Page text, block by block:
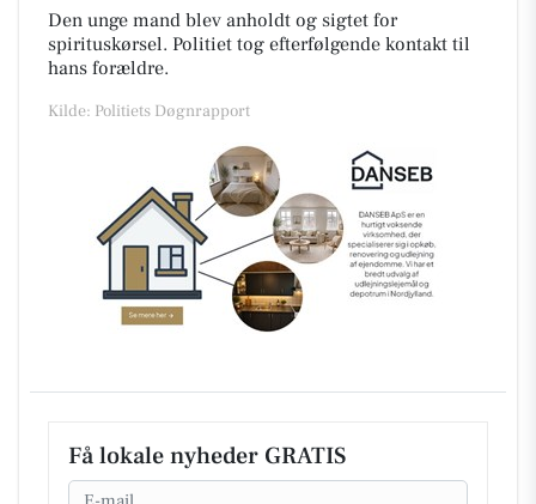
Den unge mand blev anholdt og sigtet for
spirituskørsel. Politiet tog efterfølgende kontakt til
hans forældre.
Kilde: Politiets Døgnrapport
Få lokale nyheder GRATIS
Email